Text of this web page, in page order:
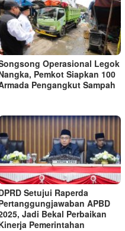
Operasional Legok
Pemkot Siapkan 100
Pengangkut Sampah
Setujui Raperda
APBD
Jadi Bekal Perbaikan
Pemerintahan